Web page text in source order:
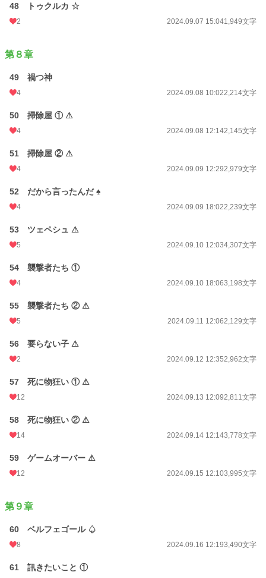
48 トゥクルカ ☆
2 2024.09.07 15:041,949文字
第８章
49 禍つ神
4 2024.09.08 10:022,214文字
50 掃除屋 ① ⚠
4 2024.09.08 12:142,145文字
51 掃除屋 ② ⚠
4 2024.09.09 12:292,979文字
52 だから言ったんだ ♠
4 2024.09.09 18:022,239文字
53 ツェペシュ ⚠
5 2024.09.10 12:034,307文字
54 襲撃者たち ①
4 2024.09.10 18:063,198文字
55 襲撃者たち ② ⚠
5 2024.09.11 12:062,129文字
56 要らない子 ⚠
2 2024.09.12 12:352,962文字
57 死に物狂い ① ⚠
12 2024.09.13 12:092,811文字
58 死に物狂い ② ⚠
14 2024.09.14 12:143,778文字
59 ゲームオーバー ⚠
12 2024.09.15 12:103,995文字
第９章
60 ベルフェゴール ♤
8 2024.09.16 12:193,490文字
61 訊きたいこと ①